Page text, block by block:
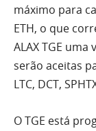
máximo para
ETH, o que
ALAX TGE
serão aceitas
LTC, DCT,
O TGE está